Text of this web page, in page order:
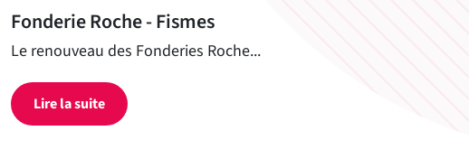
Fonderie Roche - Fismes
Le renouveau des Fonderies Roche...
Lire la suite